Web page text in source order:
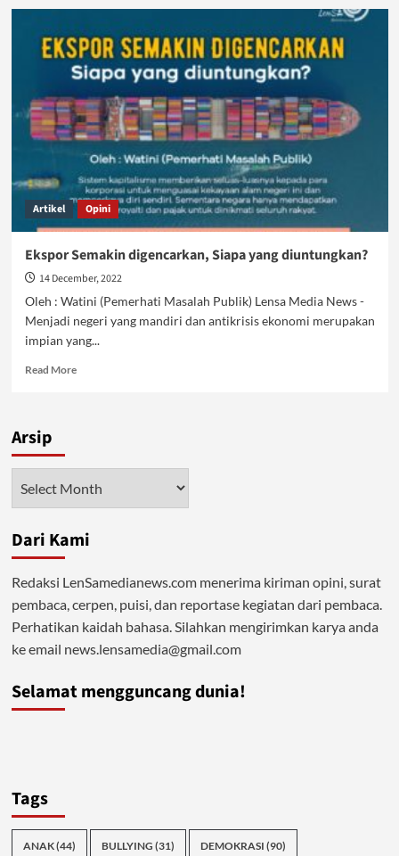
Neraca
Surplus,
Pepesan
Kosong
Kapitalis
Artikel Opini
Ekspor Semakin digencarkan, Siapa yang diuntungkan?
14 December, 2022
Oleh : Watini (Pemerhati Masalah Publik) Lensa Media News -
Menjadi negeri yang mandiri dan antikrisis ekonomi merupakan
impian yang...
Read MoreRead
Siapa
yang
Arsip
Dari Kami
Redaksi LenSamedianews.com menerima kiriman opini, surat
pembaca, cerpen, puisi, dan reportase kegiatan dari pembaca.
Perhatikan kaidah bahasa. Silahkan mengirimkan karya anda
ke email news.lensamedia@gmail.com
Selamat mengguncang dunia!
Tags
ANAK(44) BULLYING (31) DEMOKRASI (90)